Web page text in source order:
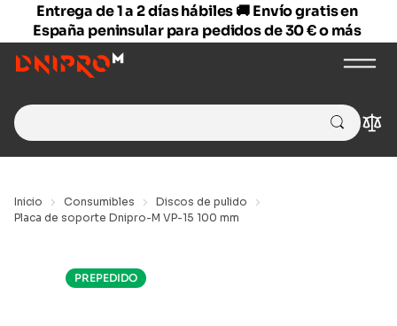
Entrega de 1 a 2 días hábiles 🚚 Envío gratis en
España peninsular para pedidos de 30 € o más
Search
for:
Inicio Consumibles
Discos de pulido
Placa de soporte Dnipro-M VP-15 100 mm
PREPEDIDO